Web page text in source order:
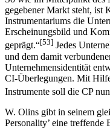
So wie im Mittelpunkt des
gegebener Markt steht, ist
Instrumentariums die
Erscheinungsbild und
geprägt.“ [53]Jedes
und dem damit
Unternehmensidentität
CI-Überlegungen. Mit Hilfe
W. Olins gibt in seinem